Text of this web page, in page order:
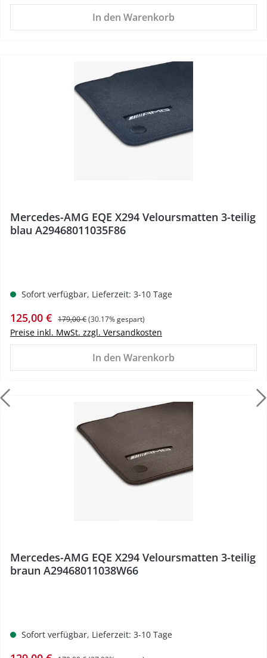
In den Warenkorb
Mercedes-AMG EQE X294 Veloursmatten 3-teilig
blau A29468011035F86
Sofort verfügbar, Lieferzeit: 3-10 Tage
Verkaufspreis:
125,00 € Regulärer Preis:
179,00 €(30.17% gespart)
Preise inkl. MwSt. zzgl. Versandkosten
In den Warenkorb
Mercedes-AMG EQE X294 Veloursmatten 3-teilig
braun A29468011038W66
Sofort verfügbar, Lieferzeit: 3-10 Tage
Regulärer Preis: